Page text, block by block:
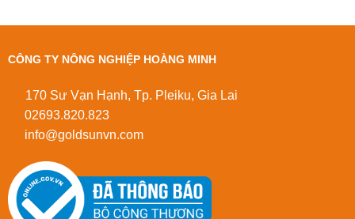
CÔNG TY NÔNG NGHIỆP HOÀNG MINH
170 Sư Vạn Hạnh, Tp. Pleiku, Gia Lai
02693.820.823
info@goldsunvn.com